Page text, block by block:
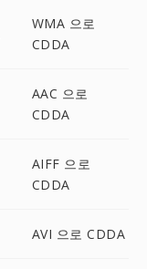
WMA 으로
CDDA
AAC 으로
CDDA
AIFF 으로
CDDA
AVI 으로 CDDA